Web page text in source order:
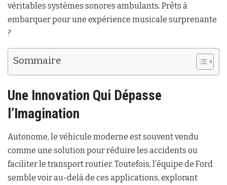
véritables systèmes sonores ambulants. Prêts à
embarquer pour une expérience musicale surprenante
?
Sommaire
Une Innovation Qui Dépasse
l’Imagination
Autonome, le véhicule moderne est souvent vendu
comme une solution pour réduire les accidents ou
faciliter le transport routier. Toutefois, l’équipe de Ford
semble voir au-delà de ces applications, explorant